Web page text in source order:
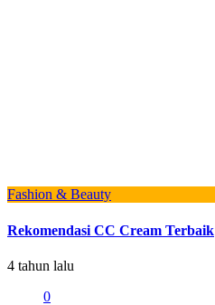
Fashion & Beauty
Rekomendasi CC Cream Terbaik
4 tahun lalu
0